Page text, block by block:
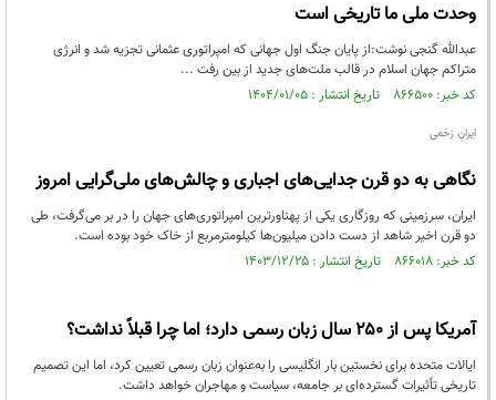
وحدت ملی ما تاریخی است
عبدالله گنجی نوشت:از پایان جنگ اول جهانی که امپراتوری عثمانی تجزیه شد و انرژی
متراکم جهان اسلام در قالب ملت‌های جدید از بین رفت ...
کد خبر: ۸۶۶۵۰۰ تاریخ انتشار : ۱۴۰۴/۰۱/۰۵
ایرانِ زخمی
نگاهی به دو قرن جدایی‌های اجباری و چالش‌های ملی‌گرایی امروز
ایران، سرزمینی که روزگاری یکی از پهناورترین امپراتوری‌های جهان را در بر می‌گرفت، طی
دو قرن اخیر شاهد از دست دادن میلیون‌ها کیلومترمربع از خاک خود بوده است.
کد خبر: ۸۶۶۰۱۸ تاریخ انتشار : ۱۴۰۳/۱۲/۲۵
آمریکا پس از ۲۵۰ سال زبان رسمی دارد؛ اما چرا قبلاً نداشت؟
ایالات متحده برای نخستین بار انگلیسی را به‌عنوان زبان رسمی تعیین کرد، اما این تصمیم
تاریخی تأثیرات گسترده‌ای بر جامعه، سیاست و مهاجران خواهد داشت.